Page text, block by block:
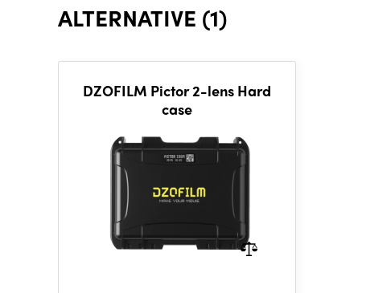
ALTERNATIVE (1)
DZOFILM Pictor 2-lens Hard
case